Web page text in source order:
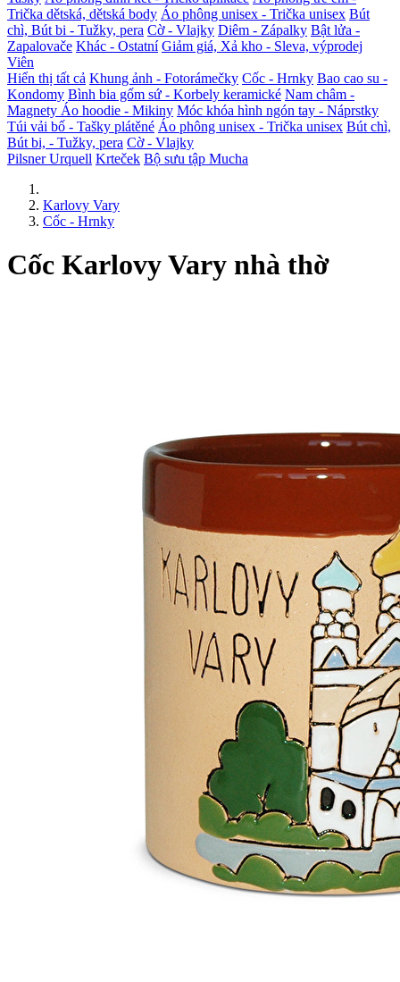
Trička dětská, dětská body Áo phông unisex - Trička unisex Bút
chì, Bút bi - Tužky, pera Cờ - Vlajky Diêm - Zápalky Bật lửa -
Zapalovače Khác - Ostatní Giảm giá, Xả kho - Sleva, výprodej
Viên
Hiển thị tất cả Khung ảnh - Fotorámečky Cốc - Hrnky Bao cao su -
Kondomy Bình bia gốm sứ - Korbely keramické Nam châm -
Magnety Áo hoodie - Mikiny Móc khóa hình ngón tay - Náprstky
Túi vải bố - Tašky plátěné Áo phông unisex - Trička unisex Bút chì,
Bút bi, - Tužky, pera Cờ - Vlajky
Pilsner Urquell Krteček Bộ sưu tập Mucha
Karlovy Vary
Cốc - Hrnky
Cốc Karlovy Vary nhà thờ